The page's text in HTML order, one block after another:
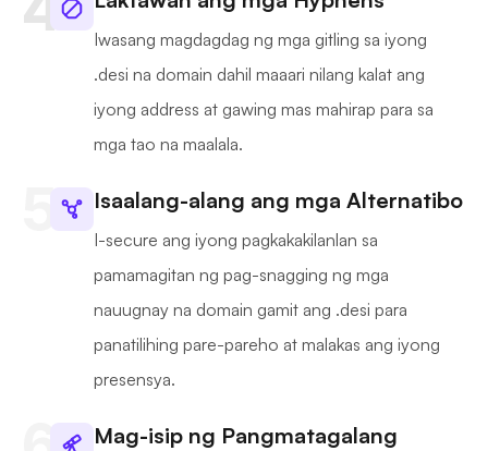
Iwasang magdagdag ng mga gitling sa iyong
.desi na domain dahil maaari nilang kalat ang
iyong address at gawing mas mahirap para sa
mga tao na maalala.
Isaalang-alang ang mga Alternatibo
I-secure ang iyong pagkakakilanlan sa
pamamagitan ng pag-snagging ng mga
nauugnay na domain gamit ang .desi para
panatilihing pare-pareho at malakas ang iyong
presensya.
Mag-isip ng Pangmatagalang